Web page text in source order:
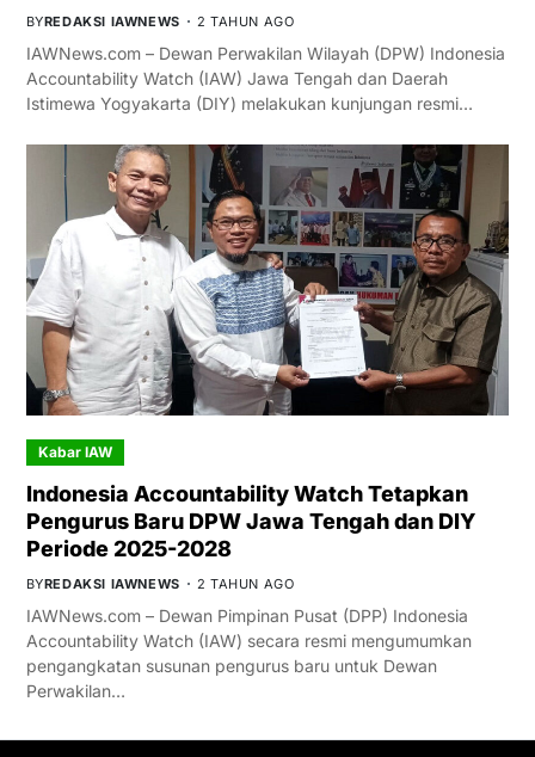
BYREDAKSI IAWNEWS 2 TAHUN AGO
IAWNews.com – Dewan Perwakilan Wilayah (DPW) Indonesia
Accountability Watch (IAW) Jawa Tengah dan Daerah
Istimewa Yogyakarta (DIY) melakukan kunjungan resmi…
Kabar IAW
Indonesia Accountability Watch Tetapkan
Pengurus Baru DPW Jawa Tengah dan DIY
Periode 2025-2028
BYREDAKSI IAWNEWS 2 TAHUN AGO
IAWNews.com – Dewan Pimpinan Pusat (DPP) Indonesia
Accountability Watch (IAW) secara resmi mengumumkan
pengangkatan susunan pengurus baru untuk Dewan
Perwakilan…